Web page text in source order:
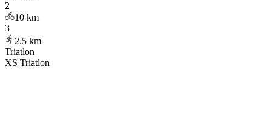
2
10 km
3
2.5 km
Triatlon
XS Triatlon